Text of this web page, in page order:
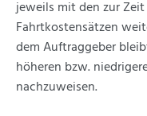
jeweils mit den zur
Fahrtkostensätzen
dem Auftraggeber
höheren bzw.
nachzuweisen.